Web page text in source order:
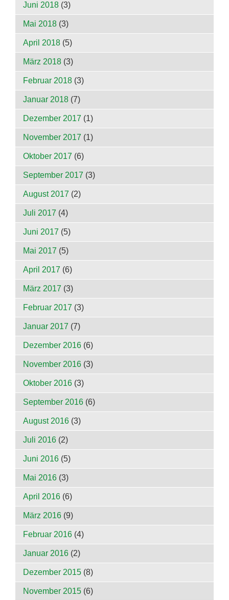
Juni 2018 (3)
Mai 2018 (3)
April 2018 (5)
März 2018 (3)
Februar 2018 (3)
Januar 2018 (7)
Dezember 2017 (1)
November 2017 (1)
Oktober 2017 (6)
September 2017 (3)
August 2017 (2)
Juli 2017 (4)
Juni 2017 (5)
Mai 2017 (5)
April 2017 (6)
März 2017 (3)
Februar 2017 (3)
Januar 2017 (7)
Dezember 2016 (6)
November 2016 (3)
Oktober 2016 (3)
September 2016 (6)
August 2016 (3)
Juli 2016 (2)
Juni 2016 (5)
Mai 2016 (3)
April 2016 (6)
März 2016 (9)
Februar 2016 (4)
Januar 2016 (2)
Dezember 2015 (8)
November 2015 (6)